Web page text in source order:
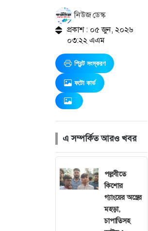
নিউজ ডেস্ক
প্রকাশ : ০৫ জুন, ২০২৬
০৩:২২ এএম
প্রিন্ট সংস্করণ
ফটো কার্ড
এ সম্পর্কিত আরও খবর
পল্লবীতে
কিশোর
গ্যাংয়ের অস্ত্রের
মহড়া,
চাপাতিসহ